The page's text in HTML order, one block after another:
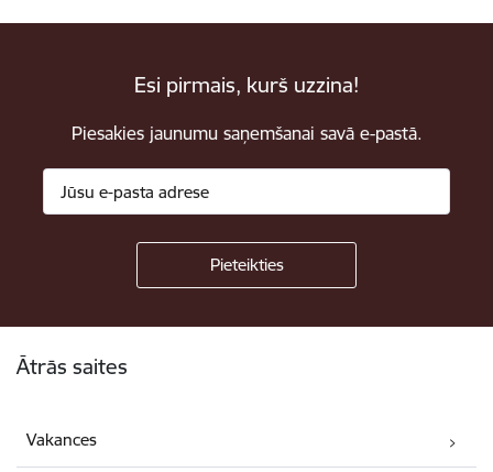
Esi pirmais, kurš uzzina!
Piesakies jaunumu saņemšanai savā e-pastā.
Ātrās saites
Vakances